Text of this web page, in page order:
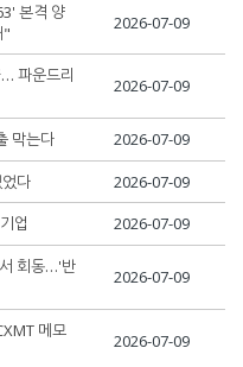
본격 양
"
2026-07-09
파운드리
2026-07-09
막는다
2026-07-09
다
2026-07-09
업 2026-07-09
회동…'반
2026-07-09
메모
2026-07-09